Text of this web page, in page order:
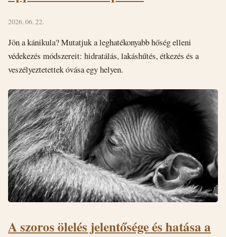
2026. 06. 22.
Jön a kánikula? Mutatjuk a leghatékonyabb hőség elleni
védekezés módszereit: hidratálás, lakáshűtés, étkezés és a
veszélyeztetettek óvása egy helyen.
A szoros ölelés jelentősége és hatása a